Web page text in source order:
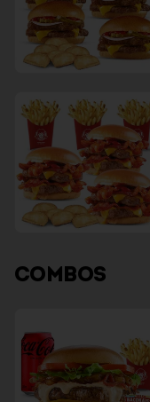
COMBOS